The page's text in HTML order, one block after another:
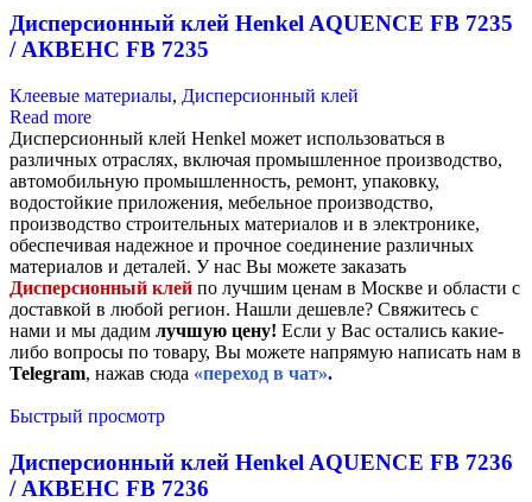
Дисперсионный клей Henkel AQUENCE FB 7235
/ АКВЕНС FB 7235
Клеевые материалы, Дисперсионный клей
Read more
Дисперсионный клей Henkel может использоваться в
различных отраслях, включая промышленное производство,
автомобильную промышленность, ремонт, упаковку,
водостойкие приложения, мебельное производство,
производство строительных материалов и в электронике,
обеспечивая надежное и прочное соединение различных
материалов и деталей. У нас Вы можете заказать
Дисперсионный клей по лучшим ценам в Москве и области с
доставкой в любой регион. Нашли дешевле? Свяжитесь с
нами и мы дадим лучшую цену! Если у Вас остались какие-
либо вопросы по товару, Вы можете напрямую написать нам в
Telegram, нажав сюда «переход в чат».
Быстрый просмотр
Дисперсионный клей Henkel AQUENCE FB 7236
/ АКВЕНС FB 7236